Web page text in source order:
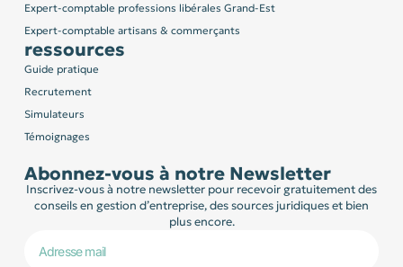
Expert-comptable professions libérales Grand-Est
Expert-comptable artisans & commerçants
ressources
Guide pratique
Recrutement
Simulateurs
Témoignages
Abonnez-vous à notre Newsletter
Inscrivez-vous à notre newsletter pour recevoir gratuitement des
conseils en gestion d’entreprise, des sources juridiques et bien
plus encore.